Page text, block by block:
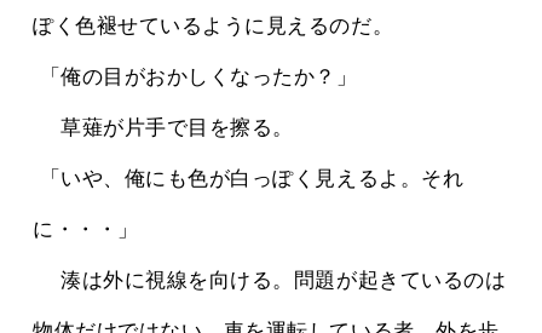
ぽく色褪せているように見えるのだ。
「俺の目がおかしくなったか？」
草薙が片手で目を擦る。
に・・・」